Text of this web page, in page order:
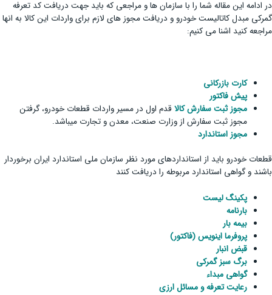
در ادامه این مقاله شما را با سازمان ها و مراجعی که باید جهت دریافت کد تعرفه
گمرکی مبدل کاتالیست خودرو و دریافت مجوز های لازم برای واردات این کالا به انها
مراجعه کنید اشنا می کنیم:
کارت بازرکانی
پیش فاکتور
مجوز ثبت سفارش کالا قدم اول در مسیر واردات قطعات خودرو، گرفتن
مجوز ثبت سفارش از وزارت صنعت، معدن و تجارت میباشد.
مجوز استاندارد
قطعات خودرو باید از استانداردهای مورد نظر سازمان ملی استاندارد ایران برخوردار
باشند و گواهی استاندارد مربوطه را دریافت کنند
پکینگ لیست
بارنامه
بیمه بار
پروفرما اینویس (فاکتور)
قبض انبار
برگ سبز گمرکی
گواهی مبداء
رعایت تعرفه و مسائل ارزی